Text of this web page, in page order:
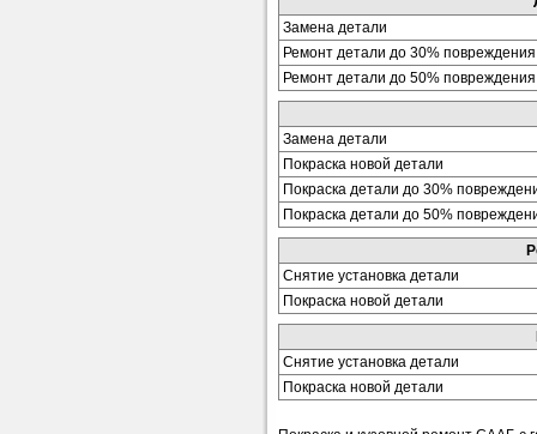
Замена детали
Ремонт детали до 30% повреждения
Ремонт детали до 50% повреждения
Замена детали
Покраска новой детали
Покраска детали до 30%
Покраска детали до 50%
Снятие установка детали
Покраска новой детали
Снятие установка детали
Покраска новой детали